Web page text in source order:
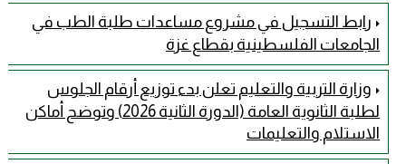
رابط التسجيل في مشروع مساعدات طلبة الطب في
الجامعات الفلسطينية بقطاع غزة
وزارة التربية والتعليم تعلن بدء توزيع أرقام الجلوس
لطلبة الثانوية العامة (الدورة الثانية 2026) وتوضح أماكن
الاستلام والتعليمات